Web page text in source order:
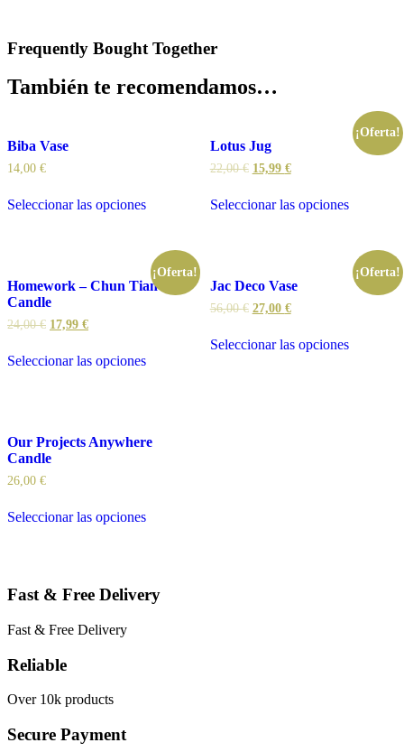
Frequently Bought Together
También te recomendamos…
Biba Vase
14,00 €
Seleccionar las opciones
¡Oferta!
Lotus Jug
22,00€ 15,99 €
Seleccionar las opciones
¡Oferta!
Homework – Chun Tian
Candle
24,00€ 17,99 €
Seleccionar las opciones
¡Oferta!
Jac Deco Vase
56,00€ 27,00 €
Seleccionar las opciones
Our Projects Anywhere
Candle
26,00 €
Seleccionar las opciones
Fast & Free Delivery
Fast & Free Delivery
Reliable
Over 10k products
Secure Payment